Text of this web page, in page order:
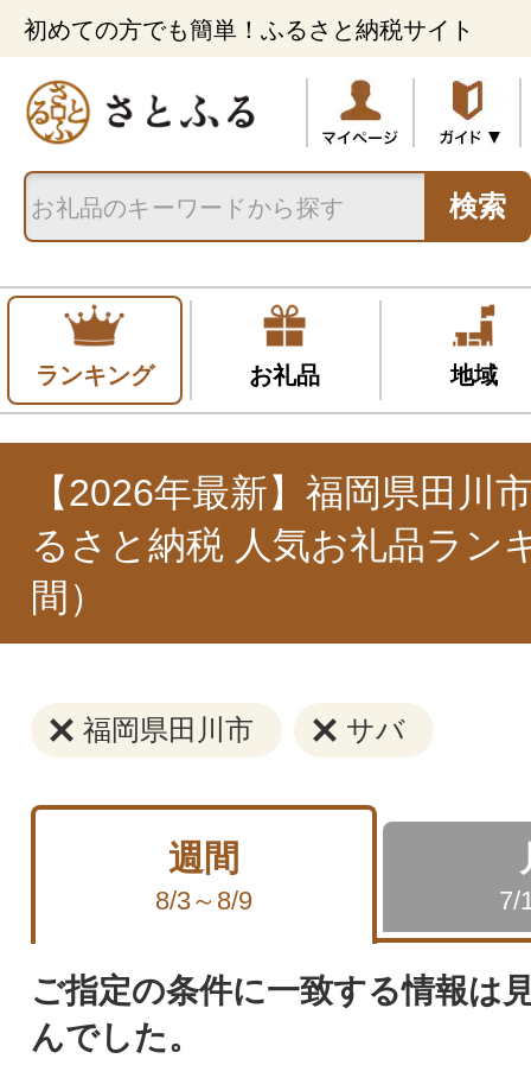
初めての方でも簡単！ふるさと納税サイト
検索
ランキング お礼品 地域
【2026年最新】福岡県田川
るさと納税 人気お礼品ラン
間）
福岡県田川市 サバ
週間
8/3～8/9 7/
ご指定の条件に一致する情報は
んでした。